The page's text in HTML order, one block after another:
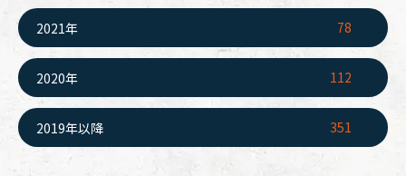
2021年 78
2020年 112
2019年以降 351